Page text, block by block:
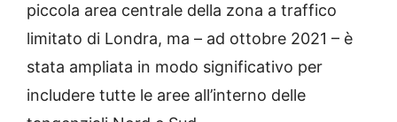
piccola area centrale della zona a traffico
limitato di Londra, ma – ad ottobre 2021 – è
stata ampliata in modo significativo per
includere tutte le aree all’interno delle